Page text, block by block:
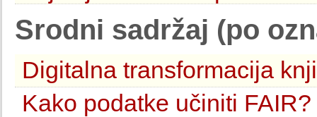
Srodni sadržaj (po
Digitalna transformacija
Kako podatke učiniti